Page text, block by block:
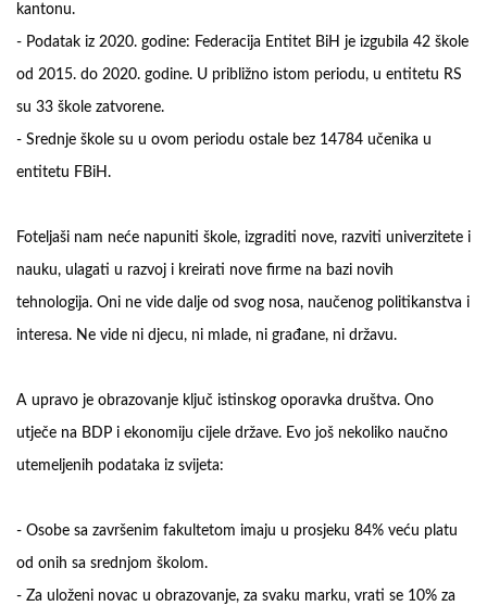
kantonu.
- Podatak iz 2020. godine: Federacija Entitet BiH je izgubila 42 škole
od 2015. do 2020. godine. U približno istom periodu, u entitetu RS
su 33 škole zatvorene.
- Srednje škole su u ovom periodu ostale bez 14784 učenika u
entitetu FBiH.
Foteljaši nam neće napuniti škole, izgraditi nove, razviti univerzitete i
nauku, ulagati u razvoj i kreirati nove firme na bazi novih
tehnologija. Oni ne vide dalje od svog nosa, naučenog politikanstva i
interesa. Ne vide ni djecu, ni mlade, ni građane, ni državu.
A upravo je obrazovanje ključ istinskog oporavka društva. Ono
utječe na BDP i ekonomiju cijele države. Evo još nekoliko naučno
utemeljenih podataka iz svijeta:
- Osobe sa završenim fakultetom imaju u prosjeku 84% veću platu
od onih sa srednjom školom.
- Za uloženi novac u obrazovanje, za svaku marku, vrati se 10% za